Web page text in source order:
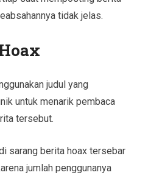
tidak jelas.
judul yang
untuk menarik pembaca
tersebut.
sarang berita hoax tersebar
jumlah penggunanya